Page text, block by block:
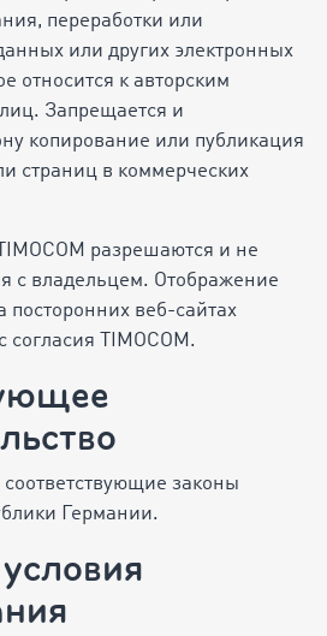
переработки или
или других электронных
относится к авторским
Запрещается и
копирование или публикация
страниц в коммерческих
разрешаются и не
с владельцем. Отображение
посторонних веб-сайтах
согласия TIMOCOM.
соответствующие законы
Германии.